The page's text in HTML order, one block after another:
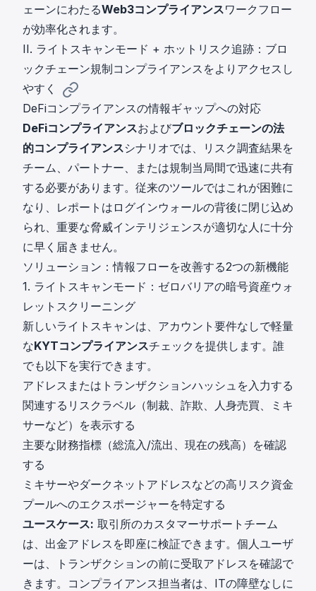
ェーンにわたるWeb3コンプライアンスワークフロー
が効率化されます。
II. ライトスキャンモード + ホットリスク追跡：ブロ
ックチェーン規制コンプライアンスをよりアクセスし
やすく
DeFiコンプライアンスの情報ギャップへの対応
DeFiコンプライアンスおよびブロックチェーンの法
的コンプライアンスシナリオでは、リスク調査結果を
チーム、パートナー、または規制当局間で迅速に共有
する必要があります。従来のツールではこれが困難に
なり、レポートはログインウォールの背後に閉じ込め
られ、重要な脅威インテリジェンスが適切な人に十分
に早く届きません。
ソリューション：情報フローを改善する2つの新機能
1. ライトスキャンモード：ゼロバリアの暗号資産ウォ
レットスクリーニング
新しいライトスキャンは、アカウント要件なしで軽量
なKYTコンプライアンスチェックを提供します。誰
でも以下を実行できます。
アドレスまたはトランザクションハッシュを入力する
関連するリスクラベル（制裁、詐欺、人身売買、ミキ
サーなど）を表示する
主要な財務指標（総流入/流出、現在の残高）を確認
する
ミキサーやダークネットアドレスなどの高リスク資金
プールへのエクスポージャーを特定する
ユースケース: 取引所のカスタマーサポートチーム
は、出金アドレスを即座に検証できます。個人ユーザ
ーは、トランザクションの前に受取アドレスを確認で
きます。コンプライアンス担当者は、ITの障壁なしに